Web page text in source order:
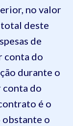
no valor
total deste
de
conta do
durante o
do
é o
obstante o